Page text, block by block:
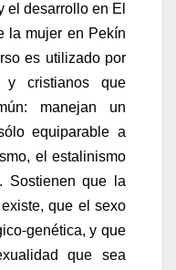
el desarrollo en El
la mujer en Pekín
es utilizado por
y cristianos que
manejan un
equiparable a
el estalinismo
Sostienen que la
que el sexo
genética, y que
que sea